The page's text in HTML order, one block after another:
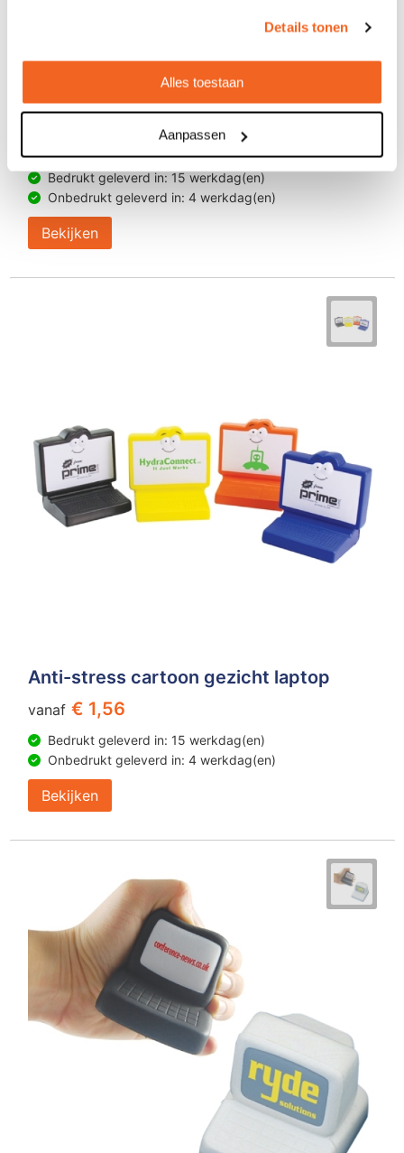
Details tonen
Alles toestaan
Aanpassen
Anti-stress pc toren
Bedrukt geleverd in: 15 werkdag(en)
Onbedrukt geleverd in: 4 werkdag(en)
Bekijken
Anti-stress cartoon gezicht laptop
vanaf € 1,56
Bedrukt geleverd in: 15 werkdag(en)
Onbedrukt geleverd in: 4 werkdag(en)
Bekijken